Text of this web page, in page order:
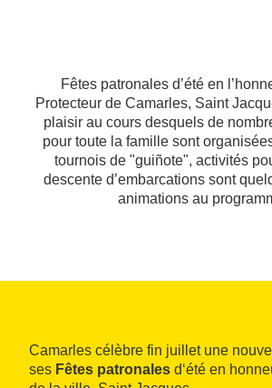
Fêtes patronales d’été en
Protecteur de Camarles, Saint
plaisir au cours desquels de
pour toute la famille sont
tournois de "guiñote", activités
descente d’embarcations sont
animations au
Camarles célèbre fin juillet une
ses Fêtes patronales d‘été en